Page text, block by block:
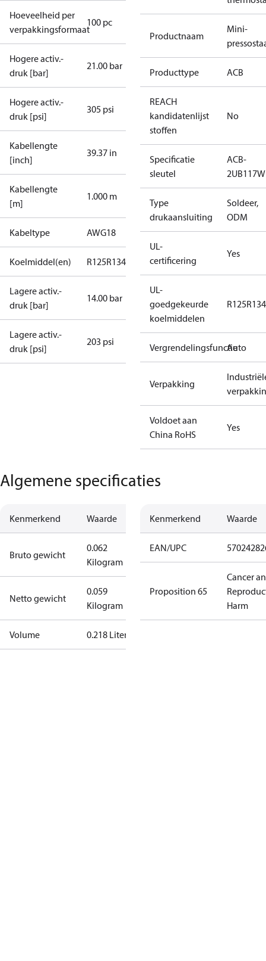
Hoeveelheid per
verpakkingsformaat
100 pc
Hogere activ.-
druk [bar]
21.00 bar
Hogere activ.-
druk [psi]
305 psi
Kabellengte
[inch]
39.37 in
Kabellengte
[m]
1.000 m
Kabeltype AWG18
Koelmiddel(en) R125R134a R404AR407C
Lagere activ.-
druk [bar]
14.00 bar
Lagere activ.-
druk [psi]
203 psi
Productnaam
Mini-
Producttype ACB
REACH
kandidatenlijst
stoffen
No
Specificatie
sleutel
ACB-
2UB117W
Type
drukaansluiting
Soldeer,
ODM
UL-
certificering
Yes
UL-
goedgekeurde
koelmiddelen
R125
VergrendelingsfunctieAuto
Verpakking
Voldoet aan
China RoHS
Yes
Algemene specificaties
Kenmerkend Waarde
Bruto gewicht
0.062
Kilogram
Netto gewicht
0.059
Kilogram
Volume 0.218 Liter
Kenmerkend Waarde
EAN/UPC
Proposition 65
Cancer
Harm